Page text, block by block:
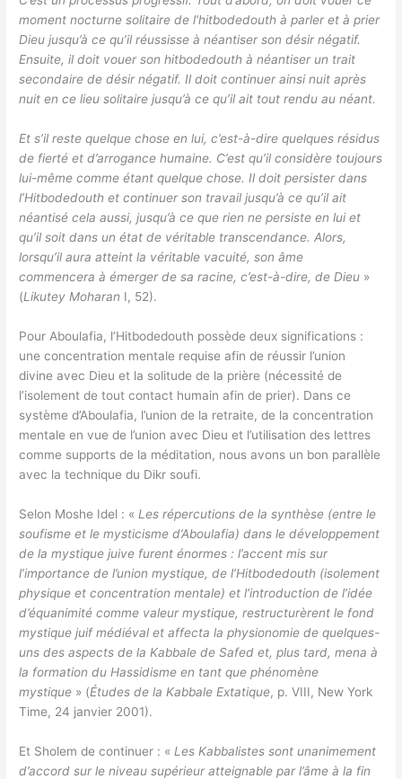
moment nocturne solitaire de l’hitbodedouth à parler et à prier
Dieu jusqu’à ce qu’il réussisse à néantiser son désir négatif.
Ensuite, il doit vouer son hitbodedouth à néantiser un trait
secondaire de désir négatif. Il doit continuer ainsi nuit après
nuit en ce lieu solitaire jusqu’à ce qu’il ait tout rendu au néant.
Et s’il reste quelque chose en lui, c’est-à-dire quelques résidus
de fierté et d’arrogance humaine. C’est qu’il considère toujours
lui-même comme étant quelque chose. Il doit persister dans
l’Hitbodedouth et continuer son travail jusqu’à ce qu’il ait
néantisé cela aussi, jusqu’à ce que rien ne persiste en lui et
qu’il soit dans un état de véritable transcendance. Alors,
lorsqu’il aura atteint la véritable vacuité, son âme
commencera à émerger de sa racine, c’est-à-dire, de Dieu »
(Likutey Moharan I, 52).
Pour Aboulafia, l’Hitbodedouth possède deux significations :
une concentration mentale requise afin de réussir l’union
divine avec Dieu et la solitude de la prière (nécessité de
l’isolement de tout contact humain afin de prier). Dans ce
système d’Aboulafia, l’union de la retraite, de la concentration
mentale en vue de l’union avec Dieu et l’utilisation des lettres
comme supports de la méditation, nous avons un bon parallèle
avec la technique du Dikr soufi.
Selon Moshe Idel : « Les répercutions de la synthèse (entre le
soufisme et le mysticisme d’Aboulafia) dans le développement
de la mystique juive furent énormes : l’accent mis sur
l’importance de l’union mystique, de l’Hitbodedouth (isolement
physique et concentration mentale) et l’introduction de l’idée
d’équanimité comme valeur mystique, restructurèrent le fond
mystique juif médiéval et affecta la physionomie de quelques-
uns des aspects de la Kabbale de Safed et, plus tard, mena à
la formation du Hassidisme en tant que phénomène
mystique » (Études de la Kabbale Extatique, p. VIII, New York
Time, 24 janvier 2001).
Et Sholem de continuer : « Les Kabbalistes sont unanimement
d’accord sur le niveau supérieur atteignable par l’âme à la fin